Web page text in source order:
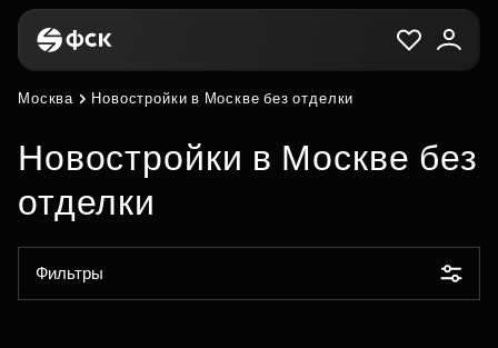
Москва Новостройки в Москве без отделки
Новостройки в Москве без
отделки
Фильтры